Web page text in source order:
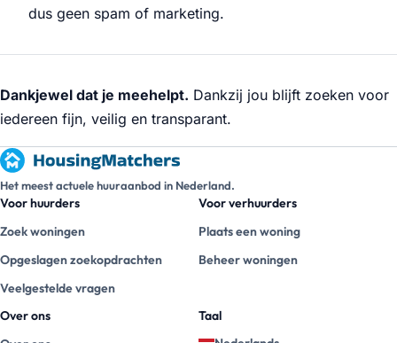
dus geen spam of marketing.
Dankjewel dat je meehelpt. Dankzij jou blijft zoeken voor
iedereen fijn, veilig en transparant.
Het meest actuele huuraanbod in Nederland.
Voor huurders
Zoek woningen
Opgeslagen zoekopdrachten
Veelgestelde vragen
Voor verhuurders
Plaats een woning
Beheer woningen
Over ons
Taal